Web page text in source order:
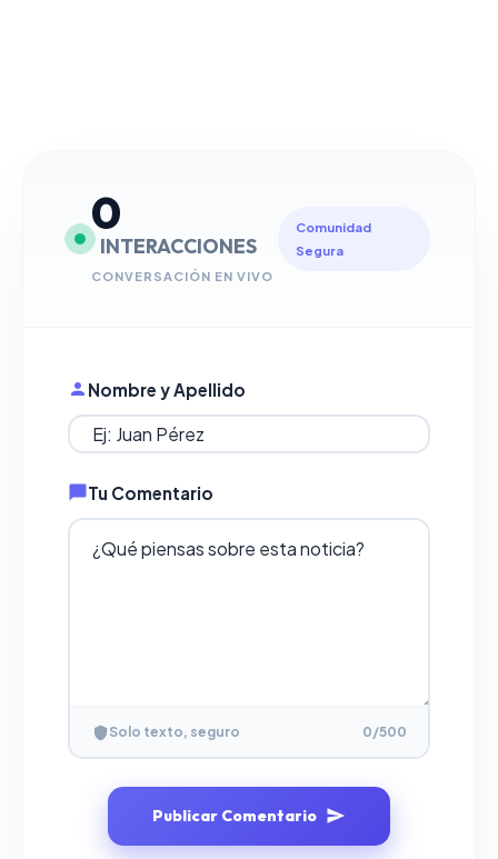
0
INTERACCIONES
CONVERSACIÓN EN VIVO
Comunidad
Segura
Nombre y Apellido
Tu Comentario
Solo texto, seguro 0/500
Publicar Comentario